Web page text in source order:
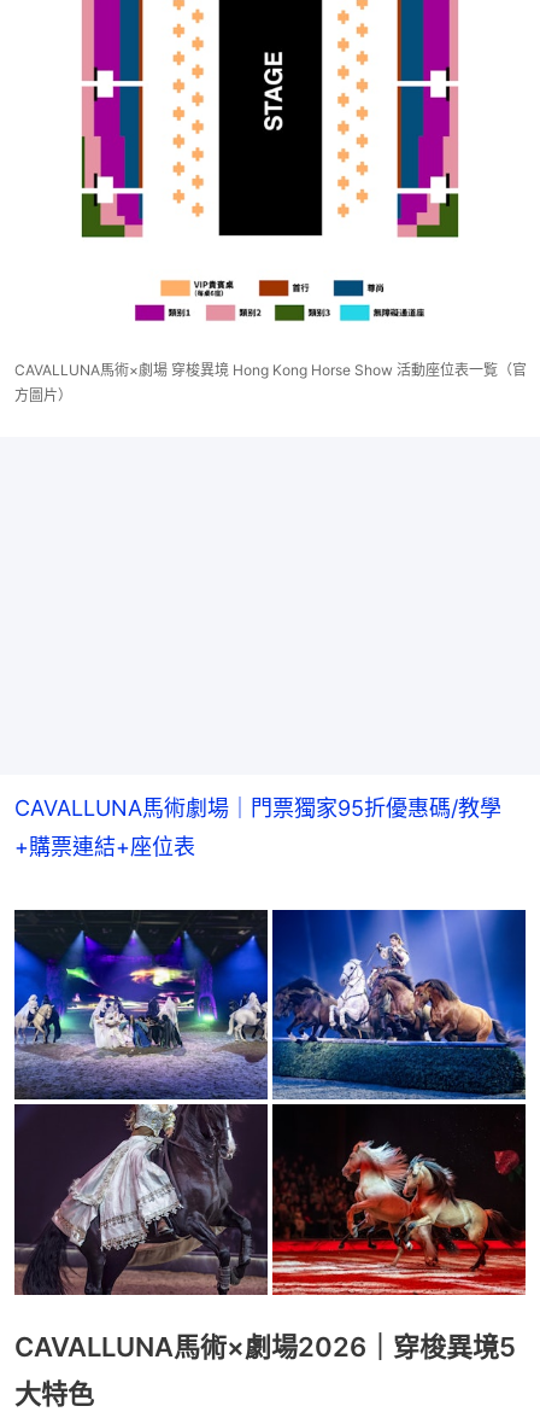
CAVALLUNA馬術×劇場 穿梭異境 Hong Kong Horse Show 活動座位表一覧（官
方圖片）
CAVALLUNA馬術劇場｜門票獨家95折優惠碼/教學
+購票連結+座位表
CAVALLUNA馬術×劇場2026｜穿梭異境5
大特色